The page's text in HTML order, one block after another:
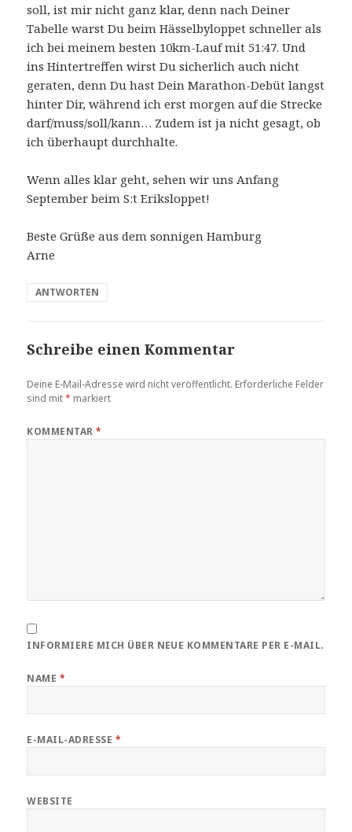
soll, ist mir nicht ganz klar, denn nach Deiner
Tabelle warst Du beim Hässelbyloppet schneller als
ich bei meinem besten 10km-Lauf mit 51:47. Und
ins Hintertreffen wirst Du sicherlich auch nicht
geraten, denn Du hast Dein Marathon-Debüt langst
hinter Dir, während ich erst morgen auf die Strecke
darf/muss/soll/kann… Zudem ist ja nicht gesagt, ob
ich überhaupt durchhalte.
Wenn alles klar geht, sehen wir uns Anfang
September beim S:t Eriksloppet!
Beste Grüße aus dem sonnigen Hamburg
Arne
ANTWORTEN
Schreibe einen Kommentar
Deine E-Mail-Adresse wird nicht veröffentlicht. Erforderliche Felder
sind mit* markiert
KOMMENTAR*
INFORMIERE MICH ÜBER NEUE KOMMENTARE PER E-MAIL.
NAME *
E-MAIL-ADRESSE *
WEBSITE